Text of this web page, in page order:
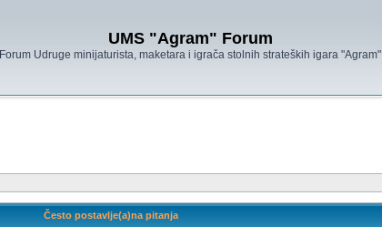
UMS "Agram" Forum
Forum Udruge minijaturista, maketara i igrača stolnih strateških igara "Agram"
Često postavlje(a)na pitanja